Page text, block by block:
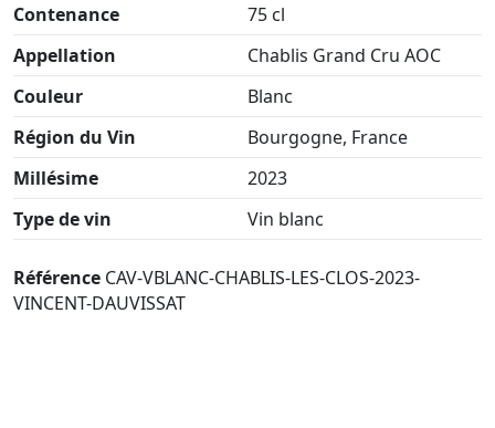
Contenance
75 cl
Appellation
Chablis Grand Cru AOC
Couleur
Blanc
Région du Vin
Bourgogne, France
Millésime
2023
Type de vin
Vin blanc
Référence CAV-VBLANC-CHABLIS-LES-CLOS-2023-
VINCENT-DAUVISSAT